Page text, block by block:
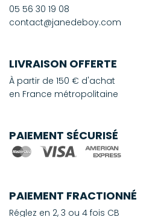
05 56 30 19 08
contact@janedeboy.com
LIVRAISON OFFERTE
À partir de 150 € d'achat
en France métropolitaine
PAIEMENT SÉCURISÉ
PAIEMENT FRACTIONNÉ
Réglez en 2, 3 ou 4 fois CB